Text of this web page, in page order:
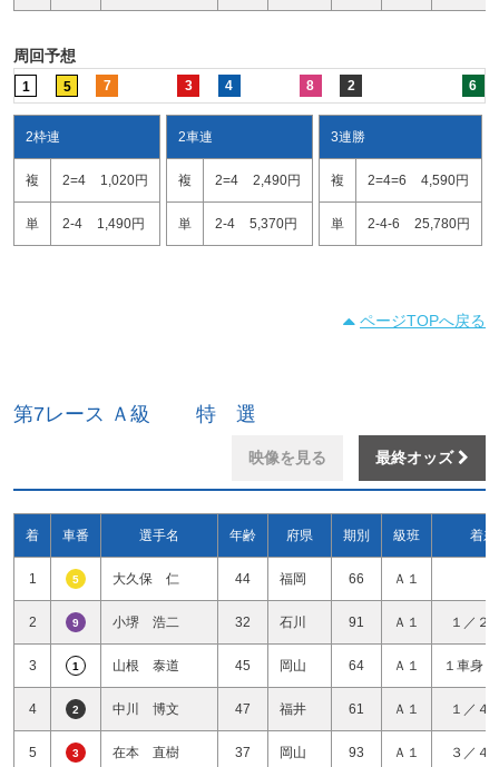
周回予想
1 5 7 3 4 8 2 6
2枠連
複 2=4 1,020円
単 2-4 1,490円
2車連
複 2=4 2,490円
単 2-4 5,370円
3連勝
複 2=4=6 4,590円
単 2-4-6 25,780円
ページTOPへ戻る
第7レース Ａ級 特 選
映像を見る 最終オッズ
着 車番 選手名 年齢 府県 期別 級班 着差
1 5 大久保 仁 44 福岡 66 Ａ１
2 9 小堺 浩二 32 石川 91 Ａ１ １／２
3 1 山根 泰道 45 岡山 64 Ａ１ １車身
4 2 中川 博文 47 福井 61 Ａ１ １／４
5 3 在本 直樹 37 岡山 93 Ａ１ ３／４